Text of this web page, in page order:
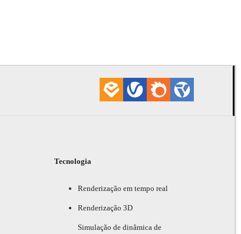
Tecnologia
Renderização em tempo real
Renderização 3D
Simulação de dinâmica de